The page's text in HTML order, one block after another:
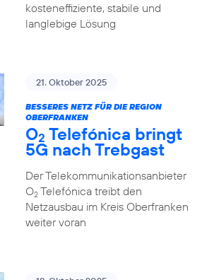
kosteneffiziente, stabile und
langlebige Lösung
21. Oktober 2025
BESSERES NETZ FÜR DIE REGION
OBERFRANKEN
O2 Telefónica bringt
5G nach Trebgast
Der Telekommunikationsanbieter
O2Telefónica treibt den
Netzausbau im Kreis Oberfranken
weiter voran